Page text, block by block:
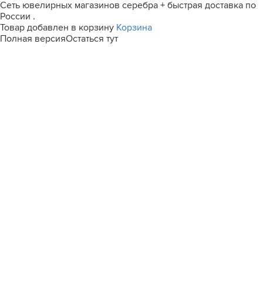
Сеть ювелирных магазинов серебра + быстрая доставка по
России .
Товар добавлен в корзину Корзина
Полная версияОстаться тут